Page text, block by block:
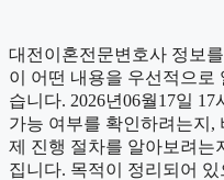
대전이혼전문변호사 정보
이 어떤 내용을 우선적으로
습니다. 2026년06월17일
가능 여부를 확인하려는지,
제 진행 절차를 알아보려는
집니다. 목적이 정리되어